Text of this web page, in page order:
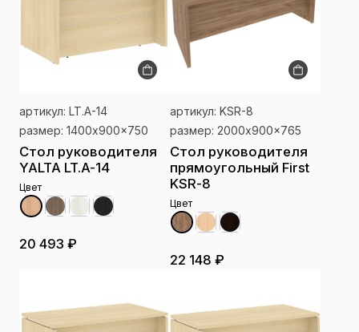
артикул: LT.A-14
размер: 1400x900x750
Стол руководителя
YALTA LT.A-14
Цвет
20 493 ₽
артикул: KSR-8
размер: 2000x900x765
Стол руководителя
прямоугольный First
KSR-8
Цвет
22 148 ₽